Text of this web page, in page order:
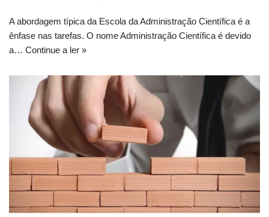
A abordagem típica da Escola da Administração Científica é a
ênfase nas tarefas. O nome Administração Científica é devido
a… Continue a ler »